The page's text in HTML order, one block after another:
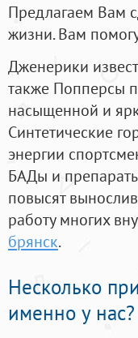
Предлагаем Вам
жизни. Вам
Дженерики
также Попперсы
насыщенной и
Синтетические
энергии
БАДы и
повысят
работу многих
брянск.
Несколько
именно у нас?